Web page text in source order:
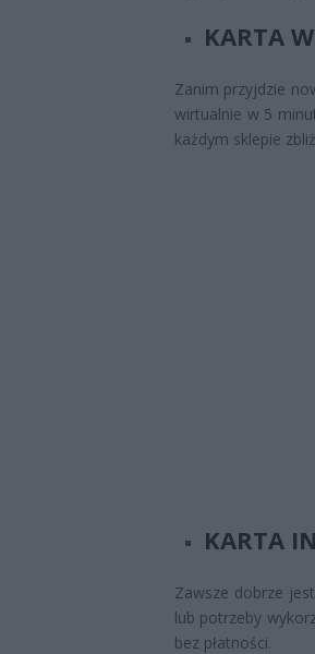
KARTA
Zanim przyjdzie
wirtualnie w 5
każdym sklepie
KARTA
Zawsze dobrze
lub potrzeby
bez płatności.